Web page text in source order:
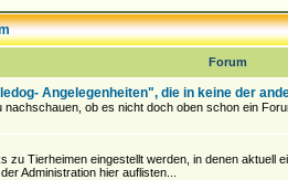
Forum
Angelegenheiten", die in keine der
nachschauen, ob es nicht doch oben schon ein
zu Tierheimen eingestellt werden, in denen aktuell
Administration hier auflisten...